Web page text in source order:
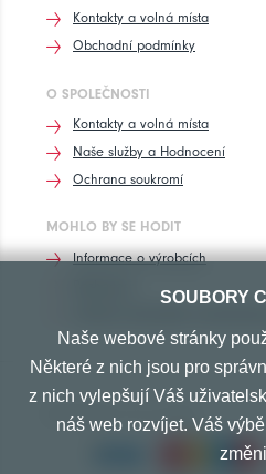
Kontakty a volná místa
Obchodní podmínky
O SPOLEČNOSTI
Kontakty a volná místa
Naše služby a Hodnocení
Ochrana soukromí
MOHLO BY SE HODIT
Informace o výrobcích
PŘIJÍMÁME TYTO PLATBY
SOUBORY
Naše webové stránky
Některé z nich jsou pro
z nich vylepšují Váš
náš web rozvíjet. Váš